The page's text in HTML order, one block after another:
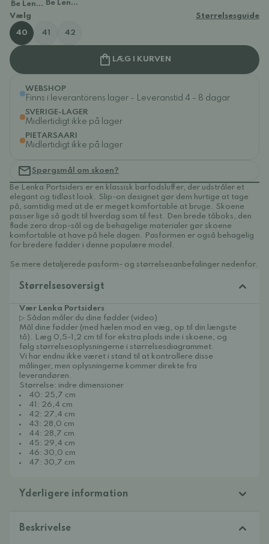
Be Lenka Buena paljasjalkalouferit - Unisex - Latte Brown *
Be Lenka Buena paljasjalkalouferit - Unisex - Latte
Vælg
Størrelsesguide
40 41 42
LÆG I KURVEN
WEBSHOP
Finns i leverantörens lager - Leveranstid 4 - 8 dagar
SVERIGE-LAGER
Midlertidigt ikke på lager
PIETARSAARI
Midlertidigt ikke på lager
Spørgsmål om skoen?
Be Lenka Portsiders er en klassisk barfodsluffer, der udstråler et
elegant og tidløst look. Slip-on designet gør dem hurtige at tage
på, samtidig med at de er meget komfortable at bruge. Skoene
passer lige så godt til hverdag som til fest. Den brede tåboks, den
flade zero drop-sål og de behagelige materialer gør skoene
komfortable at have på hele dagen. Pasformen er også behagelig
for bredere fødder i denne populære model.
Se mere detaljerede pasform- og størrelsesanbefalinger nedenfor.
Størrelsesoversigt
Vær Lenka Portsiders
▷ Sådan måler du dine fødder (video)
Mål dine fødder (med hælen mod en væg, op til din længste
tå). Læg 0,5-1,2 cm til for ekstra plads inde i skoene, og
følg størrelsesoplysningerne i størrelsesdiagrammet.
Vi har endnu ikke været i stand til at kontrollere disse
målinger, men oplysningerne kommer direkte fra
leverandøren.
Størrelse: indre dimensioner
40: 25,7 cm
41: 26,4 cm
42: 27,4 cm
43: 28,0 cm
44: 28,7 cm
45: 29,4 cm
46: 30,0 cm
47: 30,7 cm
Yderligere information
Beskrivelse